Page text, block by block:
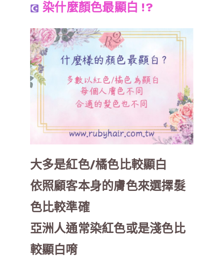
染什麼顏色最顯白 !?
大多是紅色/橘色比較顯白
依照顧客本身的膚色來選擇髮
色比較準確
亞洲人通常染紅色或是淺色比
較顯白唷